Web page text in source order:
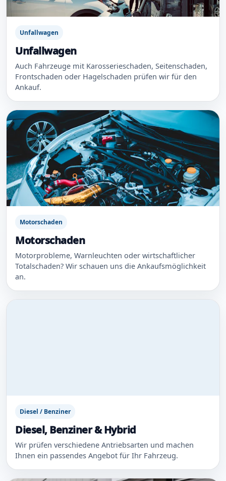
Unfallwagen
Unfallwagen
Auch Fahrzeuge mit Karosserieschaden, Seitenschaden,
Frontschaden oder Hagelschaden prüfen wir für den
Ankauf.
Motorschaden
Motorschaden
Motorprobleme, Warnleuchten oder wirtschaftlicher
Totalschaden? Wir schauen uns die Ankaufsmöglichkeit
an.
Diesel / Benziner
Diesel, Benziner & Hybrid
Wir prüfen verschiedene Antriebsarten und machen
Ihnen ein passendes Angebot für Ihr Fahrzeug.